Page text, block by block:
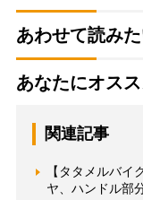
あわせて読み
あなたにオス
関連記事
【タタメルバイ
ヤ、ハンドル部